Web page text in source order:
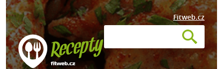
Fitweb.cz